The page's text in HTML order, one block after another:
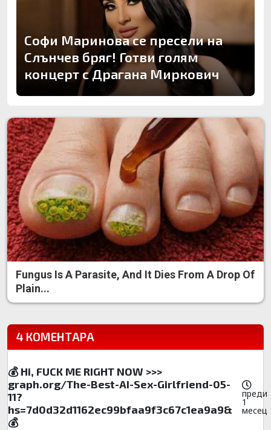
Софи Маринова се пресели на
Слънчев бряг! Готви голям
концерт с Драгана Миркович
Fungus Is A Parasite, And It Dies From A Drop Of
Plain...
4 КОМЕНТАРА
💰 Hi, FUСК ME RIGHT NOW >>>
graph.org/The-Best-AI-Sex-Girlfriend-05-
11?
hs=7d0d32d1162ec99bfaa9f3c67c1ea9a9&
💰
преди
1
месец